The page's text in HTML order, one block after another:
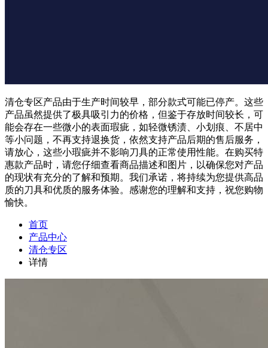
清仓专区产品由于生产时间较早，部分款式可能已停产。这些
产品虽然提供了极具吸引力的价格，但鉴于存放时间较长，可
能会存在一些微小的表面瑕疵，如轻微锈渍、小划痕、不居中
等小问题，不再支持退换货，依然支持产品后期的售后服务，
请放心，这些小瑕疵并不影响刀具的正常使用性能。在购买特
惠款产品时，请您仔细查看商品描述和图片，以确保您对产品
的现状有充分的了解和预期。我们承诺，将持续为您提供高品
质的刀具和优质的服务体验。感谢您的理解和支持，祝您购物
愉快。
首页
产品中心
清仓专区
详情